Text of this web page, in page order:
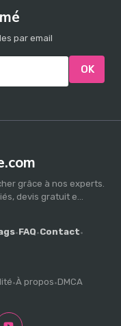
par email
OK
grâce à nos experts.
devis gratuit e...
·FAQ·Contact·
·À propos·DMCA